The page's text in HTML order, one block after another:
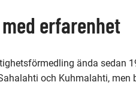
erfarenhet
ända sedan
och Kuhmalahti, men